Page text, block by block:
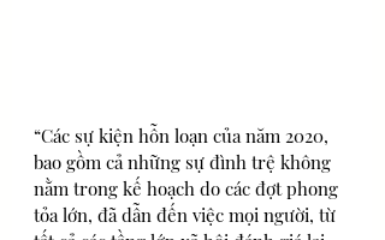
“Các sự kiện hỗn loạn của năm 2020,
bao gồm cả những sự đình trệ không
nằm trong kế hoạch do các đợt phong
tỏa lớn, đã dẫn đến việc mọi người, từ